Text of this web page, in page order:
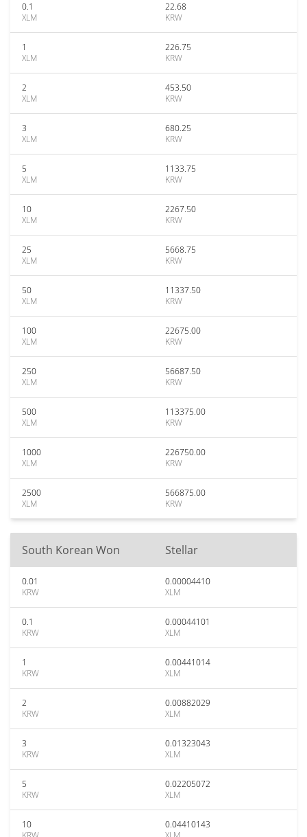
0.1
XLM
22.68
KRW
1
XLM
226.75
KRW
2
XLM
453.50
KRW
3
XLM
680.25
KRW
5
XLM
1133.75
KRW
10
XLM
2267.50
KRW
25
XLM
5668.75
KRW
50
XLM
11337.50
KRW
100
XLM
22675.00
KRW
250
XLM
56687.50
KRW
500
XLM
113375.00
KRW
1000
XLM
226750.00
KRW
2500
XLM
566875.00
KRW
South Korean Won Stellar
0.01
KRW
0.00004410
XLM
0.1
KRW
0.00044101
XLM
1
KRW
0.00441014
XLM
2
KRW
0.00882029
XLM
3
KRW
0.01323043
XLM
5
KRW
0.02205072
XLM
10
0.04410143